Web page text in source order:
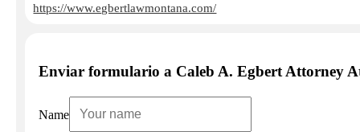
https://www.egbertlawmontana.com/
Enviar formulario a Caleb A. Egbert Attorney
Name